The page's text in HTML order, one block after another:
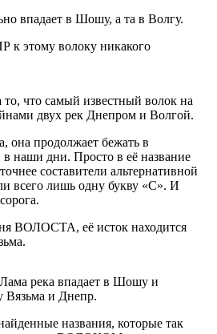
впадает в Шошу, а та в Волгу.
к этому волоку никакого
то, что самый известный волок на
двух рек Днепром и Волгой.
она продолжает бежать в
в наши дни. Просто в её название
составители альтернативной
всего лишь одну букву «С». И
ВОЛОСТА, её исток находится
река впадает в Шошу и
Вязьма и Днепр.
названия, которые так